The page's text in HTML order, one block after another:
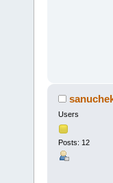
Users
Posts: 12